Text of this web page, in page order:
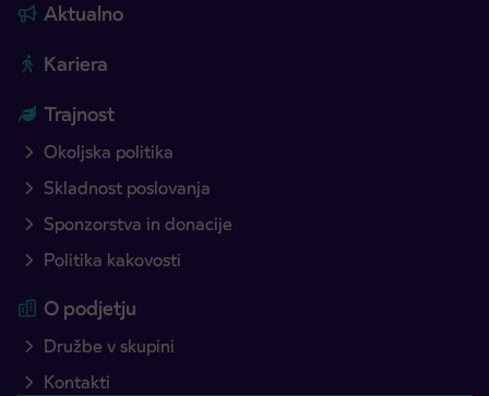
Aktualno
Kariera
Trajnost
Okoljska politika
Skladnost poslovanja
Sponzorstva in donacije
Politika kakovosti
O podjetju
Družbe v skupini
Kontakti